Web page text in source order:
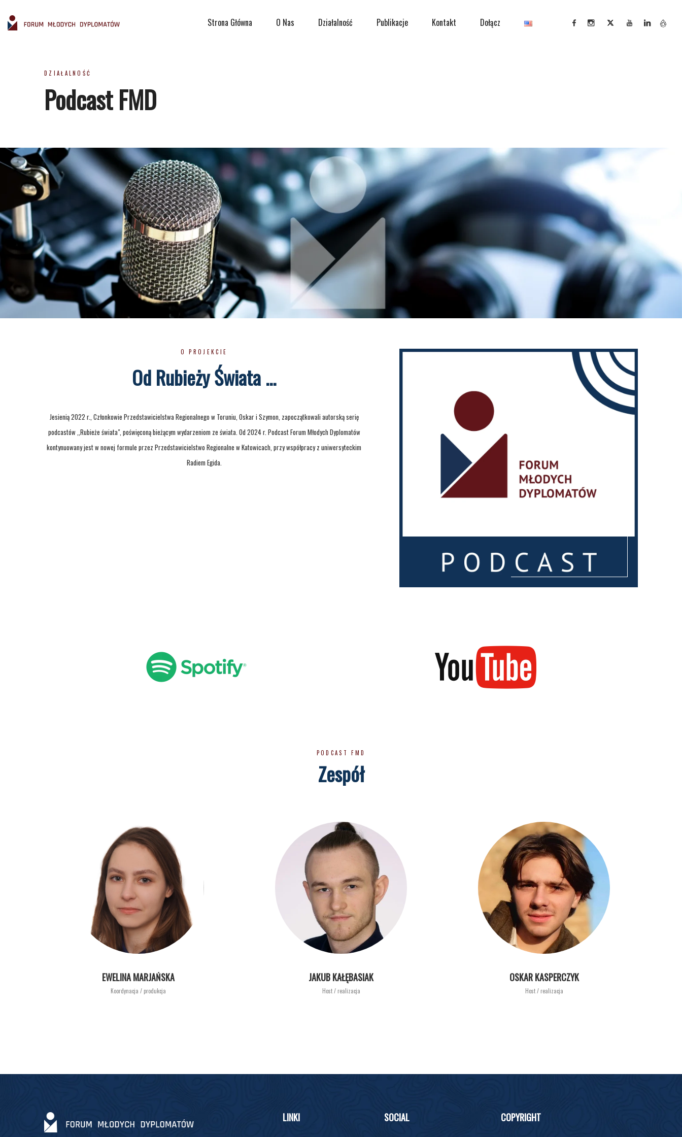
Strona Główna O Nas Działalność Publikacje Kontakt Dołącz
DZIAŁALNOŚĆ
Podcast FMD
O PROJEKCIE
Od Rubieży Świata ...
Jesienią 2022 r., Członkowie Przedstawicielstwa Regionalnego w Toruniu, Oskar i Szymon, zapoczątkowali autorską serię
podcastów ,,Rubieże świata", poświęconą bieżącym wydarzeniom ze świata. Od 2024 r. Podcast Forum Młodych Dyplomatów
kontynuowany jest w nowej formule przez Przedstawicielstwo Regionalne w Katowicach, przy współpracy z uniwersyteckim
Radiem Egida.
PODCAST FMD
Zespół
EWELINA MARJAŃSKA
Koordynacja / produkcja
JAKUB KAŁĘBASIAK
Host / realizacja
OSKAR KASPERCZYK
Host / realizacja
LINKI SOCIAL COPYRIGHT